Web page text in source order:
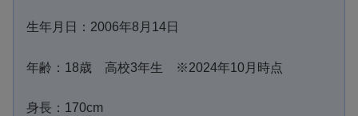
生年月日：2006年8月14日
年齢：18歳 高校3年生 ※2024年10月時点
身長：170cm